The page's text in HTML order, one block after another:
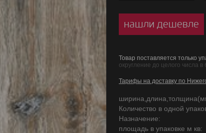
нашли дешевле
Товар поставляется только
округление до целого числа
Тарифы на доставку по
Количество в одной
Назначение:
площадь в упаковке м кв: